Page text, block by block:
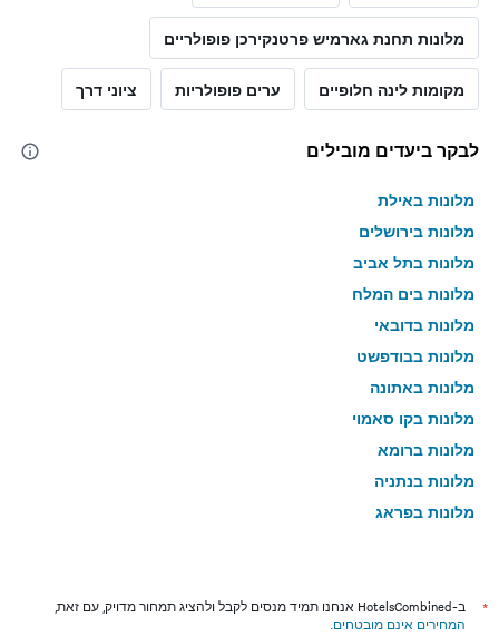
מלונות תחנת גארמיש פרטנקירכן פופולריים
מקומות לינה חלופיים ערים פופולריות ציוני דרך
לבקר ביעדים מובילים
מלונות באילת
מלונות בירושלים
מלונות בתל אביב
מלונות בים המלח
מלונות בדובאי
מלונות בבודפשט
מלונות באתונה
מלונות בקו סאמוי
מלונות ברומא
מלונות בנתניה
מלונות בפראג
מלונות בניו יורק
*
ב-HotelsCombined אנחנו תמיד מנסים לקבל ולהציג תמחור מדויק, עם זאת,
המחירים אינם מובטחים.